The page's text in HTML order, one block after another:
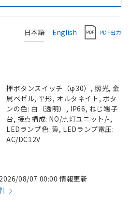
日本語 English PDF出力
押ボタンスイッチ（φ30）, 照光, 金
属ベゼル, 平形, オルタネイト, ボタ
ンの色: 白（透明）, IP66, ねじ端子
台, 接点構成: NO/点灯ユニット/-,
LEDランプ色: 黄, LEDランプ電圧:
AC/DC12V
2026/08/07 00:00 情報更新